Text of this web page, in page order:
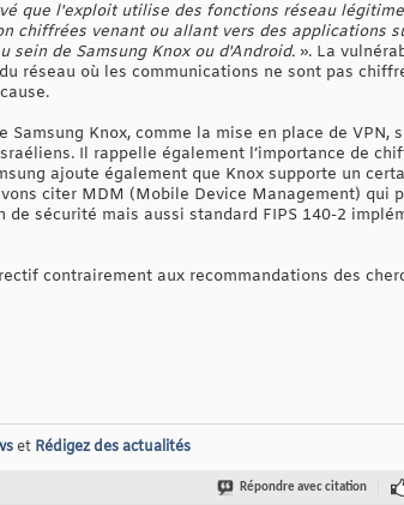
que l'exploit utilise des fonctions réseau
chiffrées venant ou allant vers des applications
sein de Samsung Knox ou d'Android. ». La
réseau où les communications ne sont pas
Knox, comme la mise en place de VPN,
Il rappelle également l’importance de
ajoute également que Knox supporte un
citer MDM (Mobile Device Management) qui
sécurité mais aussi standard FIPS 140-2
contrairement aux recommandations des
et Rédigez des actualités
Répondre avec citation